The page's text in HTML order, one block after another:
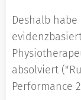
Deshalb
absolviert
Performance